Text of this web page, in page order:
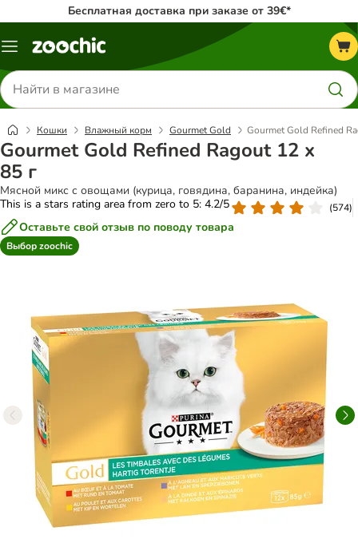
Бесплатная доставка при заказе от 39€*
Каталог
Поиск
товаров
Кошки Влажный корм Gourmet Gold Gourmet Gold Refined
Gourmet Gold Refined Ragout 12 x
85 г
Мясной микс с овощами (курица, говядина, баранина, индейка)
This is a stars rating area from zero to 5: 4.2/5
(574)
Оставьте свой отзыв по поводу товара
Выбор zoochic